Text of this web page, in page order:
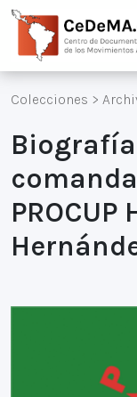
Colecciones >